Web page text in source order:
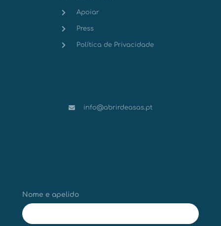
Apoiar
Press
Política de Privacidade
info@abrirdeasas.pt
Nome e apelido